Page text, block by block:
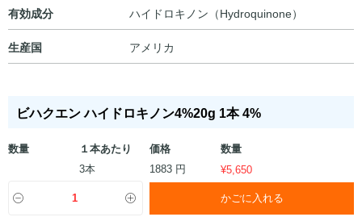
有効成分 ハイドロキノン（Hydroquinone）
生産国 アメリカ
ビハクエン ハイドロキノン4%20g 1本 4%
数量 １本あたり 価格
数量
3本
1883 円 ¥5,650
かごに入れる